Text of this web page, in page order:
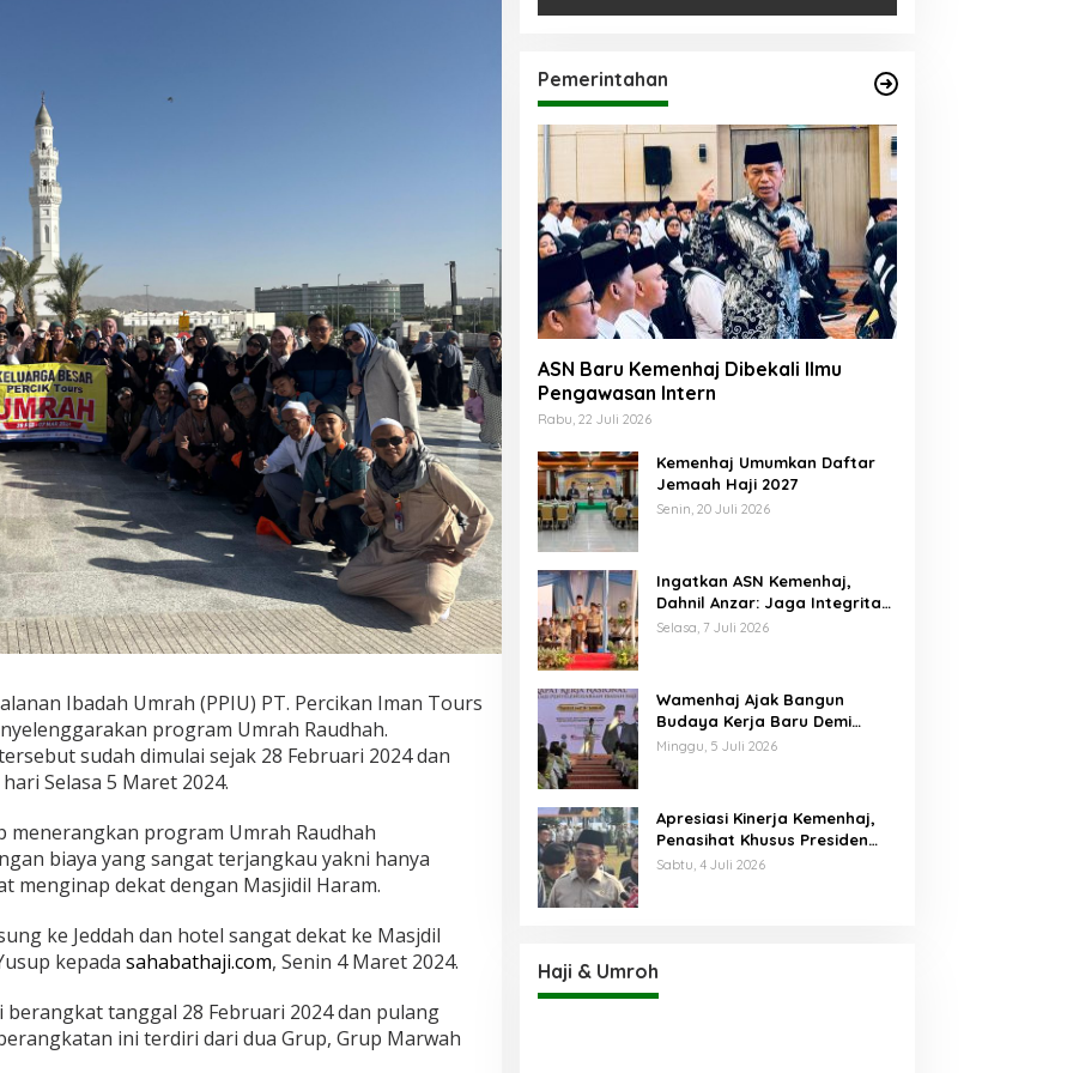
Ibadah Umrah (PPIU) PT. Percikan Iman Tours
program Umrah Raudhah.
sudah dimulai sejak 28 Februari 2024 dan
Selasa 5 Maret 2024.
menerangkan program Umrah Raudhah
biaya yang sangat terjangkau yakni hanya
menginap dekat dengan Masjidil Haram.
ke Jeddah dan hotel sangat dekat ke Masjdil
kepada sahabathaji.com, Senin 4 Maret 2024.
tanggal 28 Februari 2024 dan pulang
ini terdiri dari dua Grup, Grup Marwah
Pemerintahan
ASN Baru Kemenhaj Dibekali Ilmu
Pengawasan Intern
Rabu, 22 Juli 2026
Kemenhaj Umumkan Daftar
Jemaah Haji 2027
Senin, 20 Juli 2026
Ingatkan ASN Kemenhaj,
Dahnil Anzar: Jaga Integritas,
Hentikan Praktik Menjadikan
Selasa, 7 Juli 2026
Wamenhaj Ajak Bangun
Budaya Kerja Baru Demi
Pelayanan Terbaik bagi
Minggu, 5 Juli 2026
Apresiasi Kinerja Kemenhaj,
Penasihat Khusus Presiden
Nilai Transisi
Sabtu, 4 Juli 2026
Haji & Umroh